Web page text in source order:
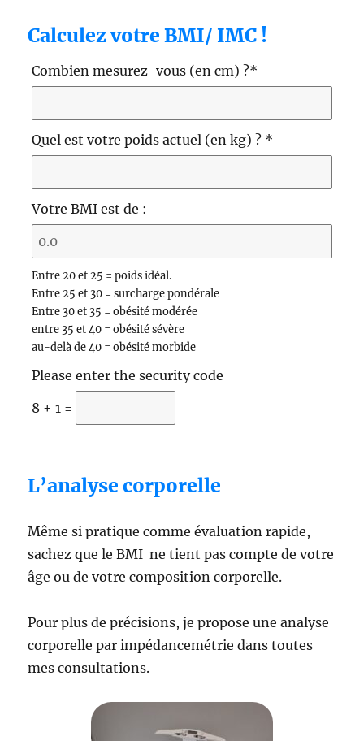
Calculez votre BMI/ IMC !
Combien mesurez-vous (en cm) ?*
Quel est votre poids actuel (en kg) ? *
Votre BMI est de :
Entre 20 et 25 = poids idéal.
Entre 25 et 30 = surcharge pondérale
Entre 30 et 35 = obésité modérée
entre 35 et 40 = obésité sévère
au-delà de 40 = obésité morbide
Please enter the security code
8 + 1 =
L’analyse corporelle
Même si pratique comme évaluation rapide,
sachez que le BMI ne tient pas compte de votre
âge ou de votre composition corporelle.
Pour plus de précisions, je propose une analyse
corporelle par impédancemétrie dans toutes
mes consultations.